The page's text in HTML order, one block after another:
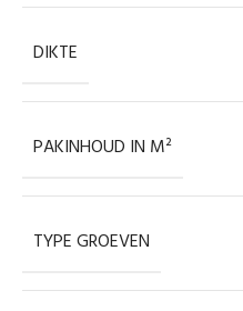
DIKTE
PAKINHOUD IN M²
TYPE GROEVEN